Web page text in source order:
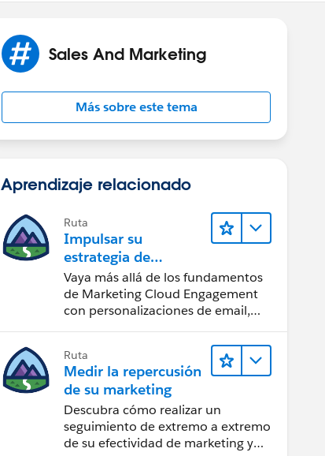
Sales And Marketing
Más sobre este tema
Aprendizaje relacionado
Ruta
Impulsar su
estrategia de
marketing
Vaya más allá de los fundamentos
de Marketing Cloud Engagement
con personalizaciones de email,
Ruta
Medir la repercusión
de su marketing
Descubra cómo realizar un
seguimiento de extremo a extremo
de su efectividad de marketing y